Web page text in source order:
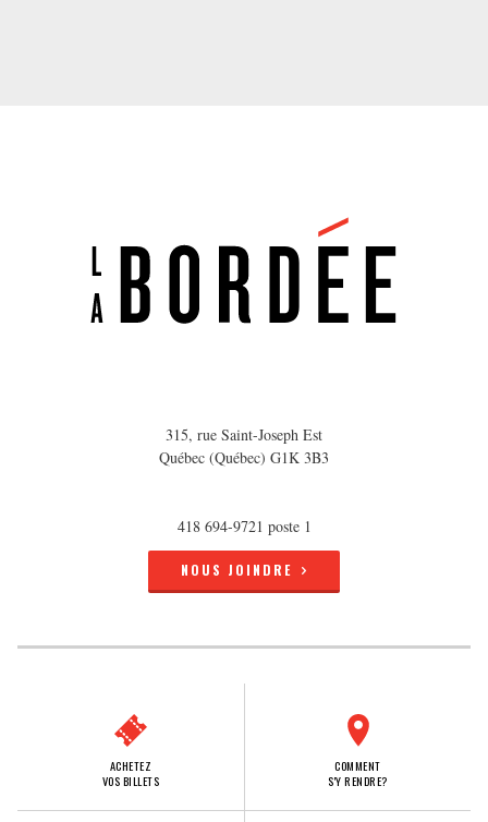
315, rue Saint-Joseph Est
Québec (Québec) G1K 3B3
418 694-9721 poste 1
NOUS JOINDRE
ACHETEZ
VOS BILLETS
COMMENT
S'Y RENDRE?